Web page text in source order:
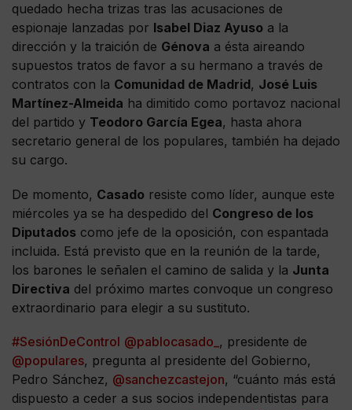
quedado hecha trizas tras las acusaciones de
espionaje lanzadas por Isabel Diaz Ayuso a la
dirección y la traición de Génova a ésta aireando
supuestos tratos de favor a su hermano a través de
contratos con la Comunidad de Madrid, José Luis
Martínez-Almeida ha dimitido como portavoz nacional
del partido y Teodoro García Egea, hasta ahora
secretario general de los populares, también ha dejado
su cargo.
De momento, Casado resiste como líder, aunque este
miércoles ya se ha despedido del Congreso de los
Diputados como jefe de la oposición, con espantada
incluida. Está previsto que en la reunión de la tarde,
los barones le señalen el camino de salida y la Junta
Directiva del próximo martes convoque un congreso
extraordinario para elegir a su sustituto.
#SesiónDeControl @pablocasado_ , presidente de
@populares, pregunta al presidente del Gobierno,
Pedro Sánchez, @sanchezcastejon, “cuánto más está
dispuesto a ceder a sus socios independentistas para